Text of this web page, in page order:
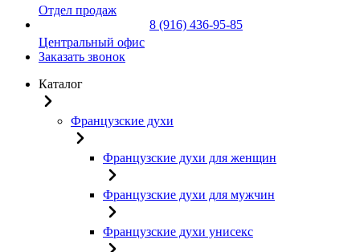
Отдел продаж
8 (916) 436-95-85
Центральный офис
Заказать звонок
Каталог
Французские духи
Французские духи для женщин
Французские духи для мужчин
Французские духи унисекс